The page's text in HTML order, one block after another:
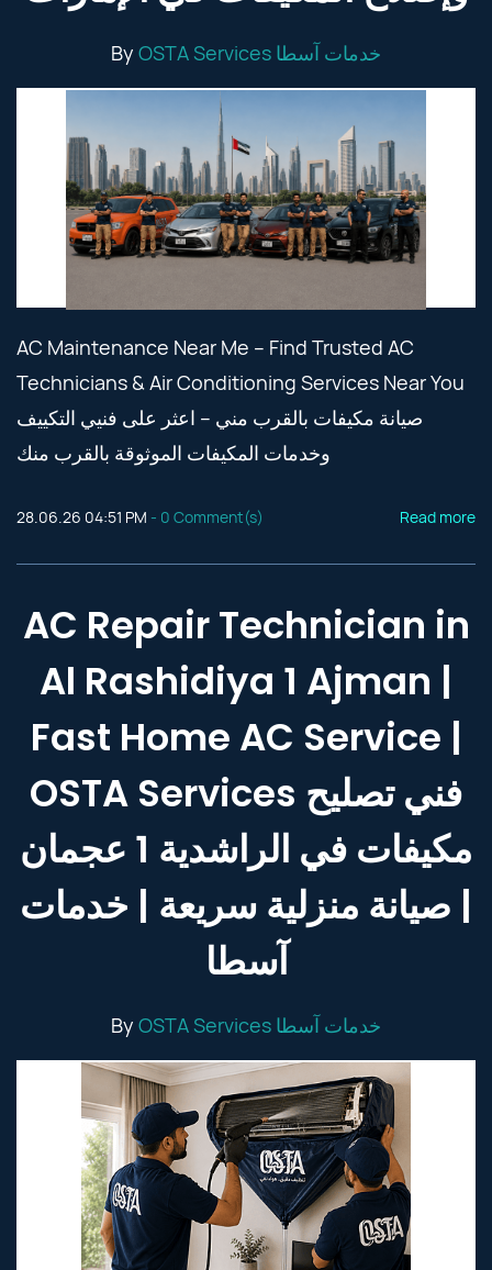
By OSTA Services خدمات آسطا
AC Maintenance Near Me – Find Trusted AC
Technicians & Air Conditioning Services Near You
صيانة مكيفات بالقرب مني – اعثر على فنيي التكييف
وخدمات المكيفات الموثوقة بالقرب منك
28.06.26 04:51 PM - 0 Comment(s) Read more
AC Repair Technician in
Al Rashidiya 1 Ajman |
Fast Home AC Service |
OSTA Services فني تصليح
مكيفات في الراشدية 1 عجمان
| صيانة منزلية سريعة | خدمات
آسطا
By OSTA Services خدمات آسطا